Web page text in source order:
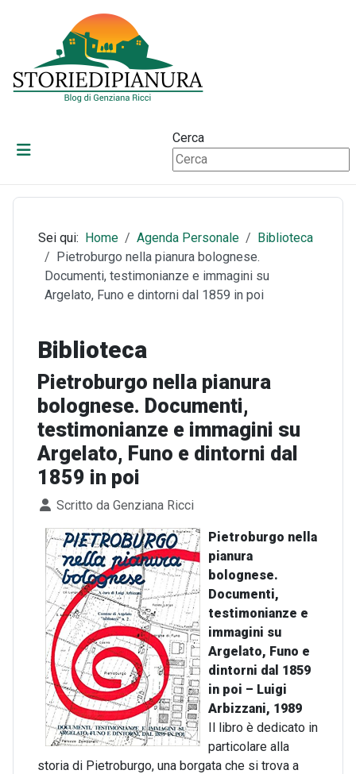
Cerca
Sei qui: Home Agenda Personale
Biblioteca
Pietroburgo nella pianura bolognese.
Documenti, testimonianze e immagini su
Argelato, Funo e dintorni dal 1859 in poi
Biblioteca
Pietroburgo nella pianura
bolognese. Documenti,
testimonianze e immagini su
Argelato, Funo e dintorni dal
1859 in poi
Dettagli
Scritto da Genziana Ricci
Pietroburgo nella
pianura
bolognese.
Documenti,
testimonianze e
immagini su
Argelato, Funo e
dintorni dal 1859
in poi – Luigi
Arbizzani, 1989
Il libro è dedicato in
particolare alla
storia di Pietroburgo, una borgata che si trova a